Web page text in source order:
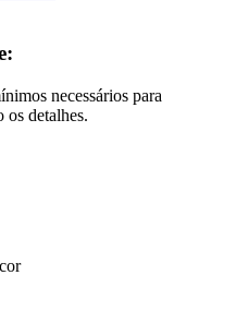
necessários para
os detalhes.